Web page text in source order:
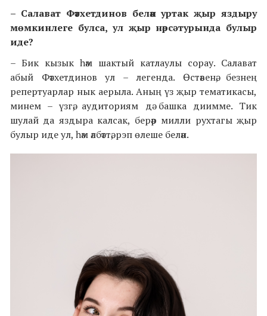
– Салават Фәтхетдинов белән уртак җыр яздыру
мөмкинлеге булса, ул җыр нәрсә турында булыр
иде?
– Бик кызык һәм шактый катлаулы сорау. Салават
абый Фәтхетдинов ул – легенда. Өстәвенә, безнең
репертуарлар нык аерыла. Аның үз җыр тематикасы,
минем – үзгә, аудиториям дә башка диимме. Тик
шулай да яздыра калсак, берәр милли рухтагы җыр
булыр иде ул, һәм әлбәттә, рэп өлеше белән.